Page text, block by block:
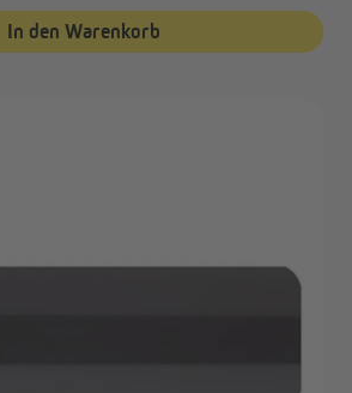
In den Warenkorb